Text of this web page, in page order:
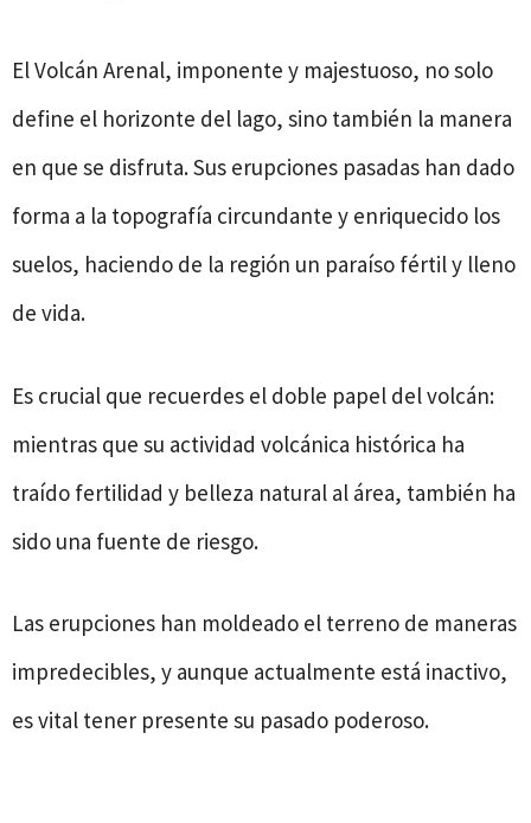
El Volcán Arenal, imponente y majestuoso, no solo
define el horizonte del lago, sino también la manera
en que se disfruta. Sus erupciones pasadas han dado
forma a la topografía circundante y enriquecido los
suelos, haciendo de la región un paraíso fértil y lleno
de vida.
Es crucial que recuerdes el doble papel del volcán:
mientras que su actividad volcánica histórica ha
traído fertilidad y belleza natural al área, también ha
sido una fuente de riesgo.
Las erupciones han moldeado el terreno de maneras
impredecibles, y aunque actualmente está inactivo,
es vital tener presente su pasado poderoso.